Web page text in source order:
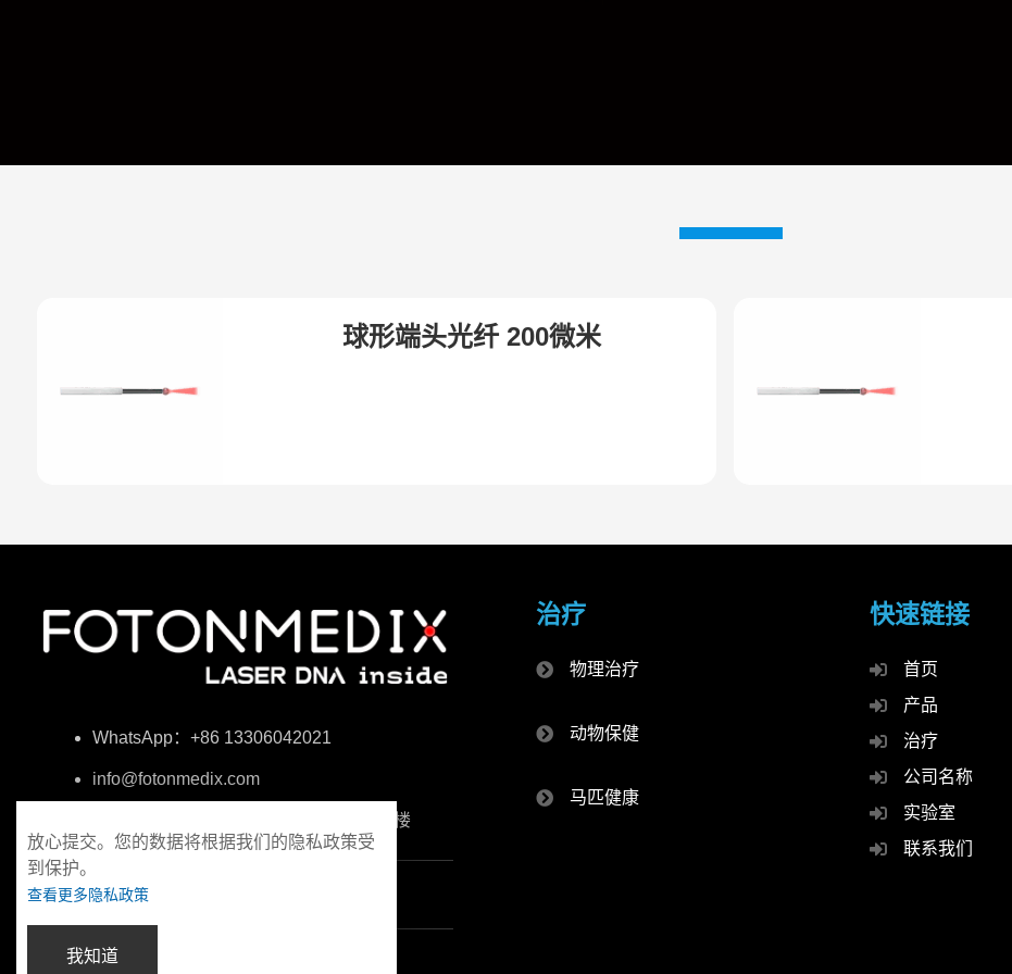
球形端头光纤 200微米
WhatsApp：+86 13306042021
info@fotonmedix.com
福建省厦门市海峡两岸清华研究院C栋4楼
治疗
物理治疗
动物保健
马匹健康
快速链接
首页
产品
治疗
公司名称
实验室
联系我们
放心提交。您的数据将根据我们的隐私政策受
到保护。
查看更多隐私政策
我知道